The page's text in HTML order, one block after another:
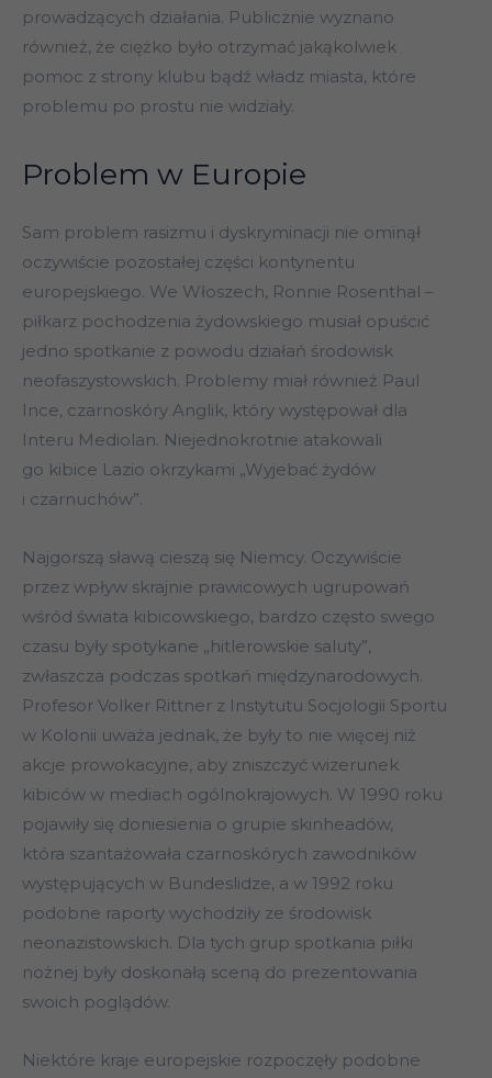
prowadzących działania. Publicznie wyznano
również, że ciężko było otrzymać jakąkolwiek
pomoc z strony klubu bądź władz miasta, które
problemu po prostu nie widziały.
Problem w Europie
Sam problem rasizmu i dyskryminacji nie ominął
oczywiście pozostałej części kontynentu
europejskiego. We Włoszech, Ronnie Rosenthal –
piłkarz pochodzenia żydowskiego musiał opuścić
jedno spotkanie z powodu działań środowisk
neofaszystowskich. Problemy miał również Paul
Ince, czarnoskóry Anglik, który występował dla
Interu Mediolan. Niejednokrotnie atakowali
go kibice Lazio okrzykami „Wyjebać żydów
i czarnuchów”.
Najgorszą sławą cieszą się Niemcy. Oczywiście
przez wpływ skrajnie prawicowych ugrupowań
wśród świata kibicowskiego, bardzo często swego
czasu były spotykane „hitlerowskie saluty”,
zwłaszcza podczas spotkań międzynarodowych.
Profesor Volker Rittner z Instytutu Socjologii Sportu
w Kolonii uważa jednak, że były to nie więcej niż
akcje prowokacyjne, aby zniszczyć wizerunek
kibiców w mediach ogólnokrajowych. W 1990 roku
pojawiły się doniesienia o grupie skinheadów,
która szantażowała czarnoskórych zawodników
występujących w Bundeslidze, a w 1992 roku
podobne raporty wychodziły ze środowisk
neonazistowskich. Dla tych grup spotkania piłki
nożnej były doskonałą sceną do prezentowania
swoich poglądów.
Niektóre kraje europejskie rozpoczęły podobne